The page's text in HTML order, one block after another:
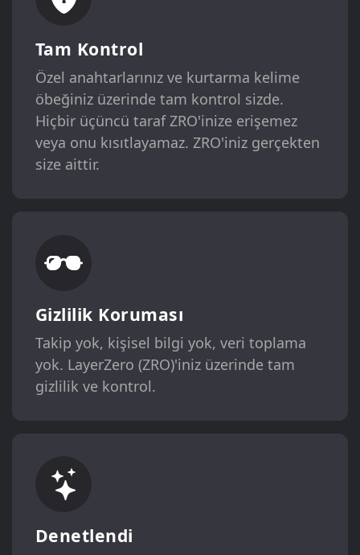
Tam Kontrol
Özel anahtarlarınız ve kurtarma kelime
öbeğiniz üzerinde tam kontrol sizde.
Hiçbir üçüncü taraf ZRO'inize erişemez
veya onu kısıtlayamaz. ZRO'iniz gerçekten
size aittir.
Gizlilik Koruması
Takip yok, kişisel bilgi yok, veri toplama
yok. LayerZero (ZRO)'iniz üzerinde tam
gizlilik ve kontrol.
Denetlendi